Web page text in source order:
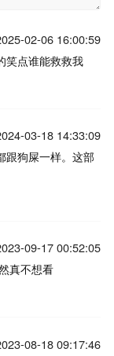
02-06 16:00:59
笑点谁能救救我
03-18 14:33:09
跟狗屎一样。这部
09-17 00:52:05
真不想看
08-18 09:17:46